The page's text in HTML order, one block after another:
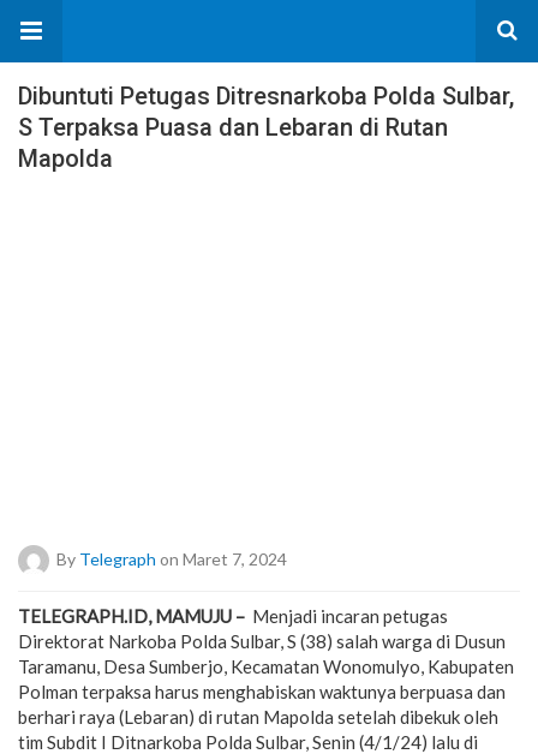
Dibuntuti Petugas Ditresnarkoba Polda Sulbar,
S Terpaksa Puasa dan Lebaran di Rutan
Mapolda
By Telegraph on Maret 7, 2024
TELEGRAPH.ID, MAMUJU – Menjadi incaran petugas
Direktorat Narkoba Polda Sulbar, S (38) salah warga di Dusun
Taramanu, Desa Sumberjo, Kecamatan Wonomulyo, Kabupaten
Polman terpaksa harus menghabiskan waktunya berpuasa dan
berhari raya (Lebaran) di rutan Mapolda setelah dibekuk oleh
tim Subdit I Ditnarkoba Polda Sulbar, Senin (4/1/24) lalu di